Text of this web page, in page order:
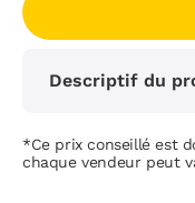
Descriptif du
*Ce prix conseillé est
chaque vendeur peut